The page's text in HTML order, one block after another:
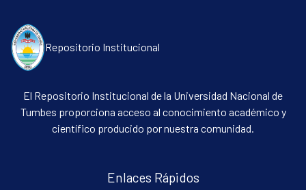
Repositorio Institucional
El Repositorio Institucional de la Universidad Nacional de
Tumbes proporciona acceso al conocimiento académico y
científico producido por nuestra comunidad.
Enlaces Rápidos